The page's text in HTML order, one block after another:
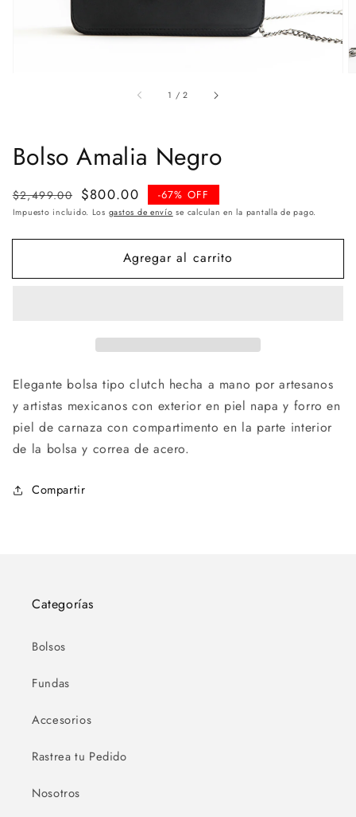
1 /de
2
Bolso Amalia Negro
Precio
habitual
$2,499.00
Precio
de
$800.00 -67% OFF
Impuesto incluido. Los gastos de envío se calculan en la pantalla de pago.
Agregar al carrito
Elegante bolsa tipo clutch hecha a mano por artesanos
y artistas mexicanos con exterior en piel napa y forro en
piel de carnaza con compartimento en la parte interior
de la bolsa y correa de acero.
Compartir
Categorías
Bolsos
Fundas
Accesorios
Rastrea tu Pedido
Nosotros